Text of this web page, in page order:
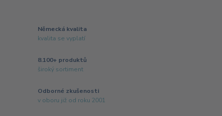
Německá kvalita
kvalita se vyplatí
8.100+ produktů
široký sortiment
Odborné zkušenosti
v oboru již od roku 2001